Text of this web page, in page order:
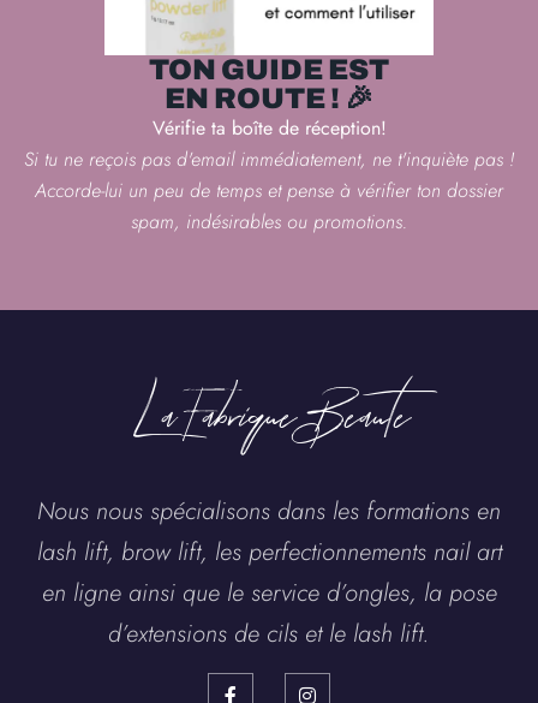
TON GUIDE EST
EN ROUTE ! 🎉
Vérifie ta boîte de réception!
Si tu ne reçois pas d'email immédiatement, ne t'inquiète pas !
Accorde-lui un peu de temps et pense à vérifier ton dossier
spam, indésirables ou promotions.
La Fabrique Beaute
Nous nous spécialisons dans les formations en
lash lift, brow lift, les perfectionnements nail art
en ligne ainsi que le service d’ongles, la pose
d’extensions de cils et le lash lift.